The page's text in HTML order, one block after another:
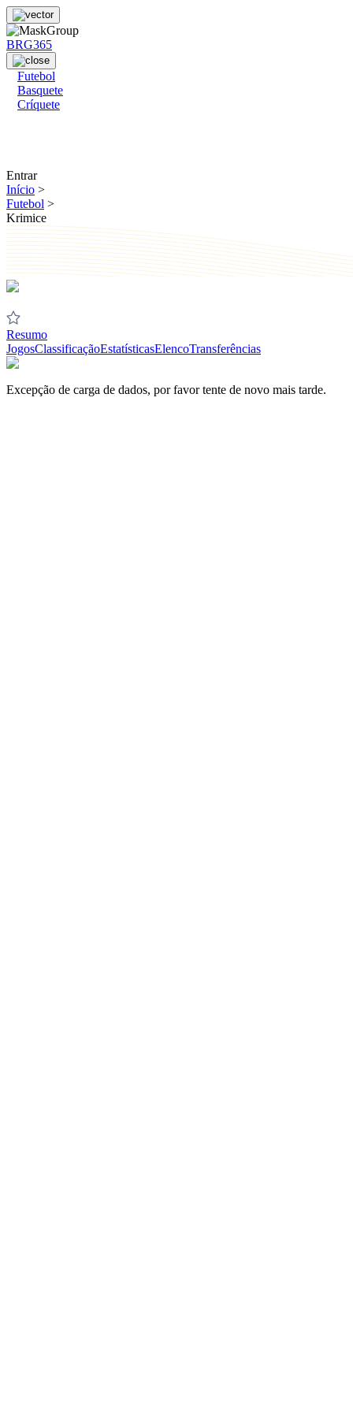
BRG365
Futebol
Basquete
Críquete
Entrar
Início >
Futebol >
Krimice
Resumo
JogosClassificaçãoEstatísticasElencoTransferências
Excepção de carga de dados, por favor tente de novo mais tarde.